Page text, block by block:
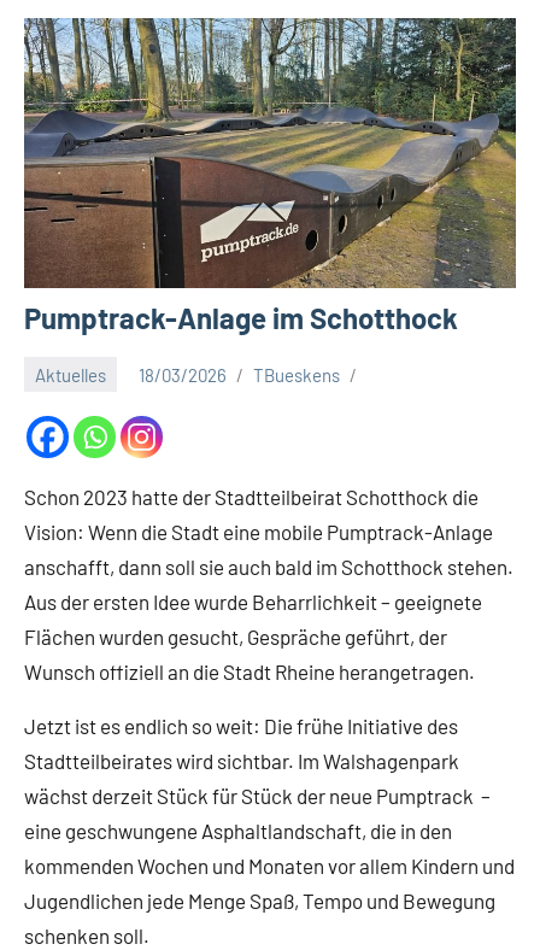
a
t
S
c
h
o
t
c
Pumptrack-Anlage im Schotthock
Aktuelles 18/03/2026 TBueskens
Schon 2023 hatte der Stadtteilbeirat Schotthock die
Vision: Wenn die Stadt eine mobile Pumptrack-Anlage
anschafft, dann soll sie auch bald im Schotthock stehen.
Aus der ersten Idee wurde Beharrlichkeit – geeignete
Flächen wurden gesucht, Gespräche geführt, der
Wunsch offiziell an die Stadt Rheine herangetragen.
Jetzt ist es endlich so weit: Die frühe Initiative des
Stadtteilbeirates wird sichtbar. Im Walshagenpark
wächst derzeit Stück für Stück der neue Pumptrack –
eine geschwungene Asphaltlandschaft, die in den
kommenden Wochen und Monaten vor allem Kindern und
Jugendlichen jede Menge Spaß, Tempo und Bewegung
schenken soll.